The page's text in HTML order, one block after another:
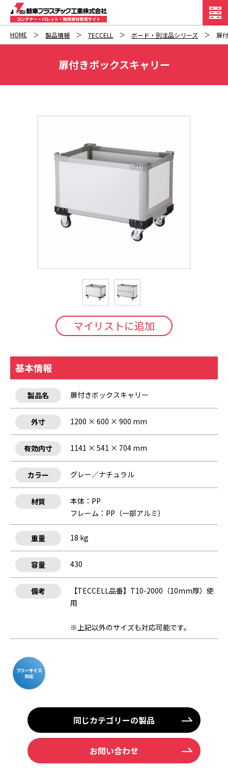
HOME 製品情報 TECCELL ボード・別注品シリーズ 扉
扉付きボックスキャリー
マイリストに追加
基本情報
製品名 扉付きボックスキャリー
外寸 1200 × 600 × 900 mm
有効内寸 1141 × 541 × 704 mm
カラー グレー／ナチュラル
材質
本体：PP
フレーム：PP（一部アルミ）
重量 18 kg
容量 430
備考
【TECCELL品番】T10-2000（10mm厚）使
用
※上記以外のサイズも対応可能です。
同じカテゴリーの製品
お問い合わせ